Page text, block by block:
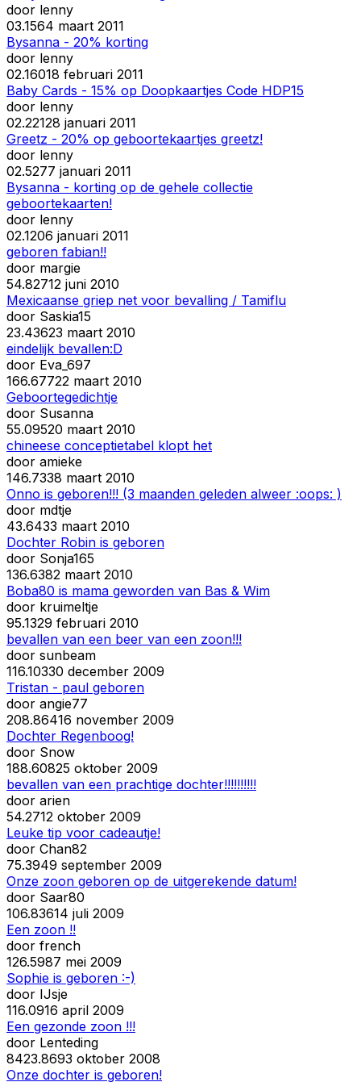
door lenny
03.1564 maart 2011
Bysanna - 20% korting
door lenny
02.16018 februari 2011
Baby Cards - 15% op Doopkaartjes Code HDP15
door lenny
02.22128 januari 2011
Greetz - 20% op geboortekaartjes greetz!
door lenny
02.5277 januari 2011
Bysanna - korting op de gehele collectie
geboortekaarten!
door lenny
02.1206 januari 2011
geboren fabian!!
door margie
54.82712 juni 2010
Mexicaanse griep net voor bevalling / Tamiflu
door Saskia15
23.43623 maart 2010
eindelijk bevallen:D
door Eva_697
166.67722 maart 2010
Geboortegedichtje
door Susanna
55.09520 maart 2010
chineese conceptietabel klopt het
door amieke
146.7338 maart 2010
Onno is geboren!!! (3 maanden geleden alweer :oops: )
door mdtje
43.6433 maart 2010
Dochter Robin is geboren
door Sonja165
136.6382 maart 2010
Boba80 is mama geworden van Bas & Wim
door kruimeltje
95.1329 februari 2010
bevallen van een beer van een zoon!!!
door sunbeam
116.10330 december 2009
Tristan - paul geboren
door angie77
208.86416 november 2009
Dochter Regenboog!
door Snow
188.60825 oktober 2009
bevallen van een prachtige dochter!!!!!!!!!!
door arien
54.2712 oktober 2009
Leuke tip voor cadeautje!
door Chan82
75.3949 september 2009
Onze zoon geboren op de uitgerekende datum!
door Saar80
106.83614 juli 2009
Een zoon !!
door french
126.5987 mei 2009
Sophie is geboren :-)
door IJsje
116.0916 april 2009
Een gezonde zoon !!!
door Lenteding
8423.8693 oktober 2008
Onze dochter is geboren!